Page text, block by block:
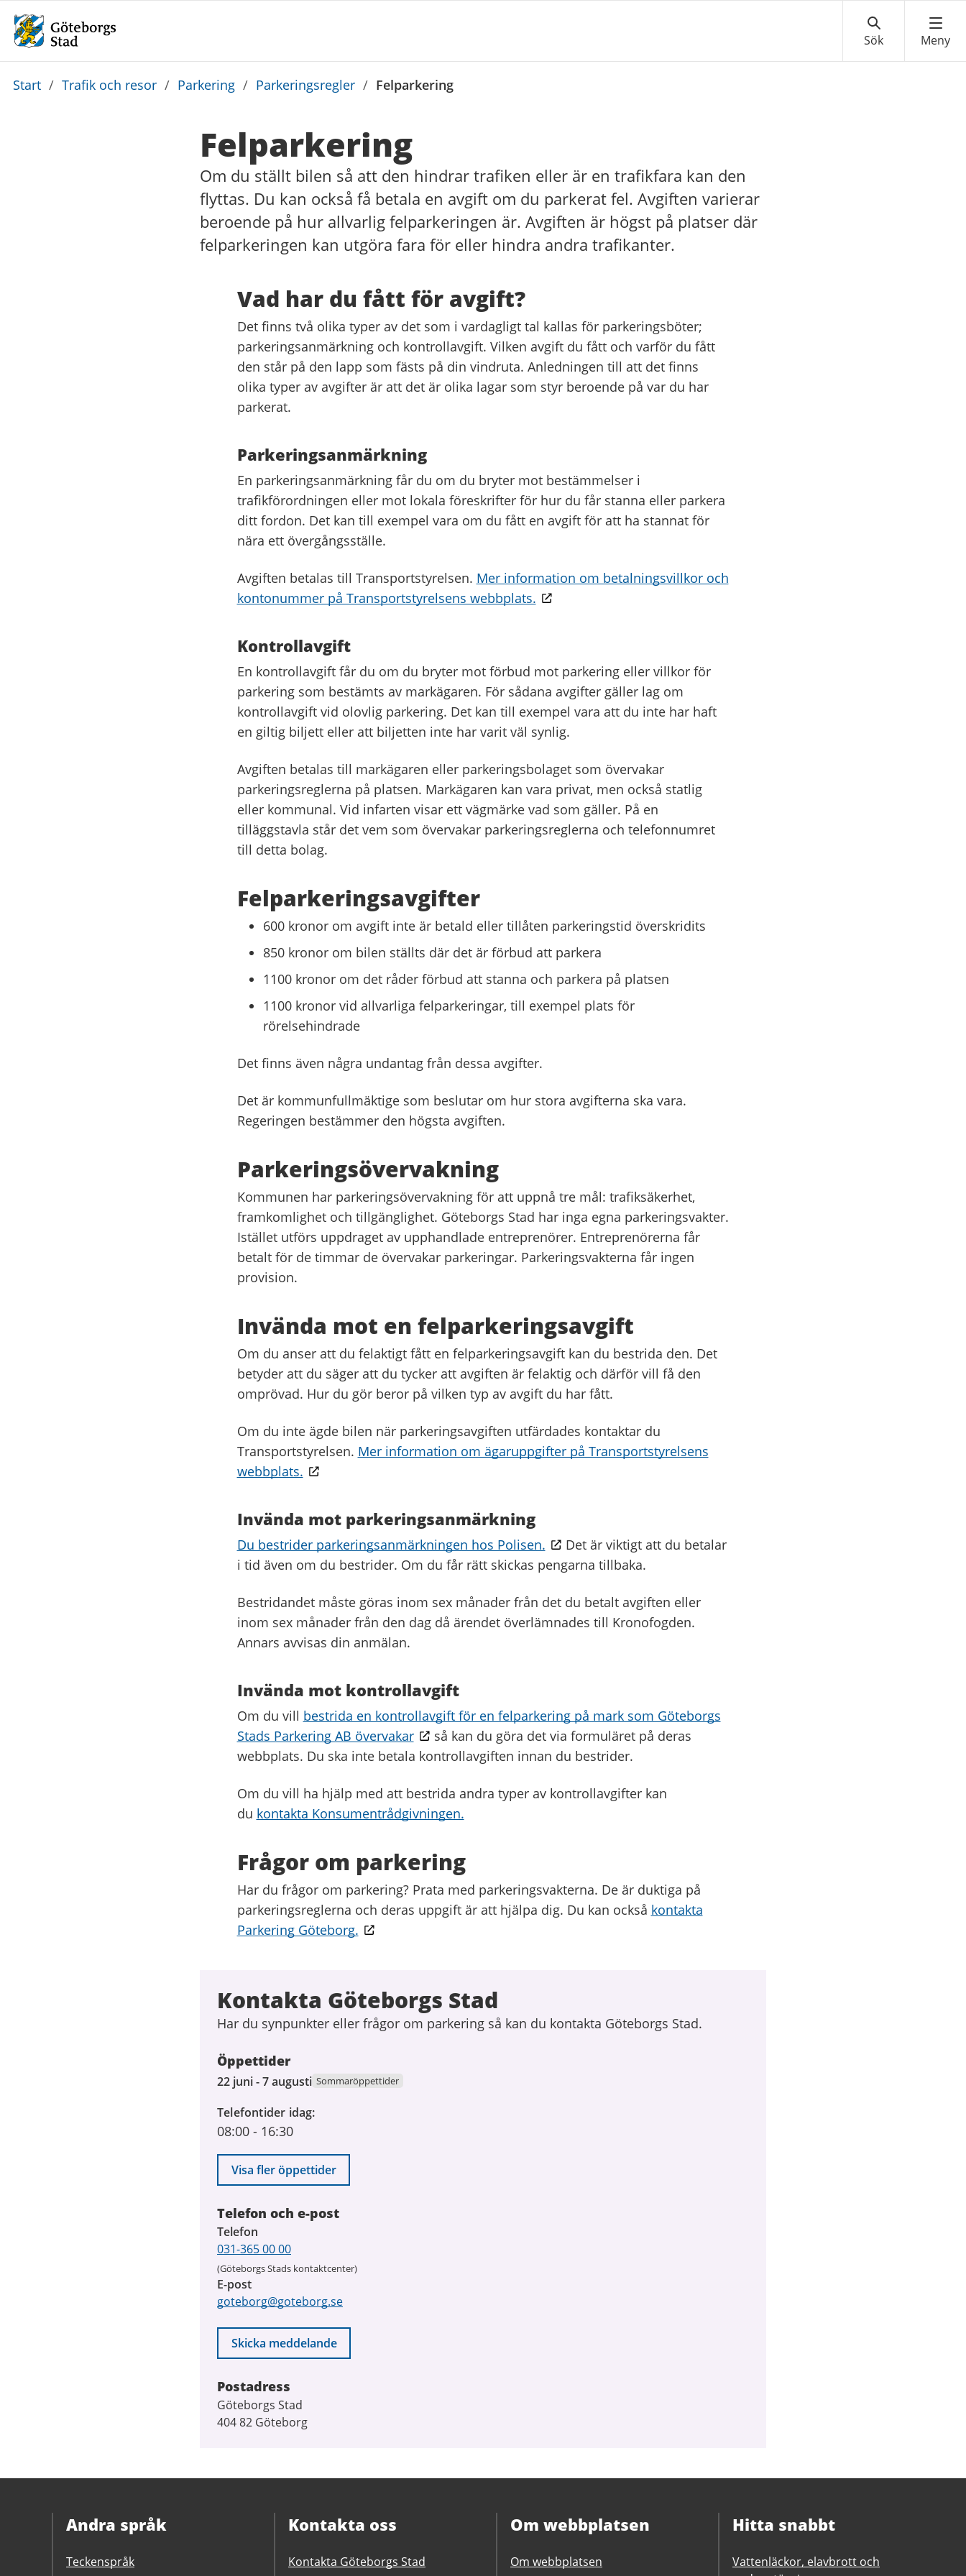
Du
Start / Trafik och resor / Parkering / Parkeringsregler / Felparkering
Felparkering
Om du ställt bilen så att den hindrar trafiken eller är en trafikfara kan den
flyttas. Du kan också få betala en avgift om du parkerat fel. Avgiften varierar
beroende på hur allvarlig felparkeringen är. Avgiften är högst på platser där
felparkeringen kan utgöra fara för eller hindra andra trafikanter.
Vad har du fått för avgift?
Det finns två olika typer av det som i vardagligt tal kallas för parkeringsböter;
parkeringsanmärkning och kontrollavgift. Vilken avgift du fått och varför du fått
den står på den lapp som fästs på din vindruta. Anledningen till att det finns
olika typer av avgifter är att det är olika lagar som styr beroende på var du har
parkerat.
Parkeringsanmärkning
En parkeringsanmärkning får du om du bryter mot bestämmelser i
trafikförordningen eller mot lokala föreskrifter för hur du får stanna eller parkera
ditt fordon. Det kan till exempel vara om du fått en avgift för att ha stannat för
nära ett övergångsställe.
Avgiften betalas till Transportstyrelsen. Mer information om betalningsvillkor och
kontonummer på Transportstyrelsens webbplats.
Kontrollavgift
En kontrollavgift får du om du bryter mot förbud mot parkering eller villkor för
parkering som bestämts av markägaren. För sådana avgifter gäller lag om
kontrollavgift vid olovlig parkering. Det kan till exempel vara att du inte har haft
en giltig biljett eller att biljetten inte har varit väl synlig.
Avgiften betalas till markägaren eller parkeringsbolaget som övervakar
parkeringsreglerna på platsen. Markägaren kan vara privat, men också statlig
eller kommunal. Vid infarten visar ett vägmärke vad som gäller. På en
tilläggstavla står det vem som övervakar parkeringsreglerna och telefonnumret
till detta bolag.
Felparkeringsavgifter
600 kronor om avgift inte är betald eller tillåten parkeringstid överskridits
850 kronor om bilen ställts där det är förbud att parkera
1100 kronor om det råder förbud att stanna och parkera på platsen
1100 kronor vid allvarliga felparkeringar, till exempel plats för
rörelsehindrade
Det finns även några undantag från dessa avgifter.
Det är kommunfullmäktige som beslutar om hur stora avgifterna ska vara.
Regeringen bestämmer den högsta avgiften.
Parkeringsövervakning
Kommunen har parkeringsövervakning för att uppnå tre mål: trafiksäkerhet,
framkomlighet och tillgänglighet. Göteborgs Stad har inga egna parkeringsvakter.
Istället utförs uppdraget av upphandlade entreprenörer. Entreprenörerna får
betalt för de timmar de övervakar parkeringar. Parkeringsvakterna får ingen
provision.
Invända mot en felparkeringsavgift
Om du anser att du felaktigt fått en felparkeringsavgift kan du bestrida den. Det
betyder att du säger att du tycker att avgiften är felaktig och därför vill få den
omprövad. Hur du gör beror på vilken typ av avgift du har fått.
Om du inte ägde bilen när parkeringsavgiften utfärdades kontaktar du
Transportstyrelsen. Mer information om ägaruppgifter på Transportstyrelsens
webbplats.
Invända mot parkeringsanmärkning
Du bestrider parkeringsanmärkningen hos Polisen.
Det är viktigt att du betalar
i tid även om du bestrider. Om du får rätt skickas pengarna tillbaka.
Bestridandet måste göras inom sex månader från det du betalt avgiften eller
inom sex månader från den dag då ärendet överlämnades till Kronofogden.
Annars avvisas din anmälan.
Invända mot kontrollavgift
Om du vill bestrida en kontrollavgift för en felparkering på mark som Göteborgs
Stads Parkering AB övervakar
så kan du göra det via formuläret på deras
webbplats. Du ska inte betala kontrollavgiften innan du bestrider.
Om du vill ha hjälp med att bestrida andra typer av kontrollavgifter kan
du kontakta Konsumentrådgivningen.
Frågor om parkering
Har du frågor om parkering? Prata med parkeringsvakterna. De är duktiga på
parkeringsreglerna och deras uppgift är att hjälpa dig. Du kan också kontakta
Parkering Göteborg.
Kontakta Göteborgs Stad
Har du synpunkter eller frågor om parkering så kan du kontakta Göteborgs Stad.
Öppettider
22
2026
till
augusti
2026
22 juni - 7 augusti Sommaröppettider
Telefontider idag
08:00 - 16:30
Visa fler öppettider
Telefon och e-post
Telefon
031-365 00 00
(Göteborgs Stads kontaktcenter)
E-post
goteborg@goteborg.se
Skicka meddelande
Postadress
Göteborgs Stad
404 82 Göteborg
Andra språk
Teckenspråk
Kontakta oss
Kontakta Göteborgs Stad
Om webbplatsen
Om webbplatsen
Hitta snabbt
Vattenläckor, elavbrott och